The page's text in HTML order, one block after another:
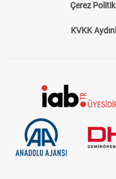
Çerez
KVKK